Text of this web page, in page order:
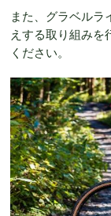
また、グラベルラ
えする取り組みを
ください。